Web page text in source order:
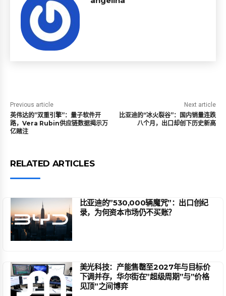
Previous article
英伟达的”双重引擎”：量子软件开
路，Vera Rubin供应链数据揭示万
亿赌注
Next article
比亚迪的“冰火裂谷”：国内销量连跌
八个月，出口却创下历史新高
RELATED ARTICLES
比亚迪的”530,000辆魔咒”：出口创纪
录，为何资本市场仍不买账？
美光科技：产能售罄至2027年与目标价
下调并存，华尔街在”超级周期”与”价格
见顶”之间博弈